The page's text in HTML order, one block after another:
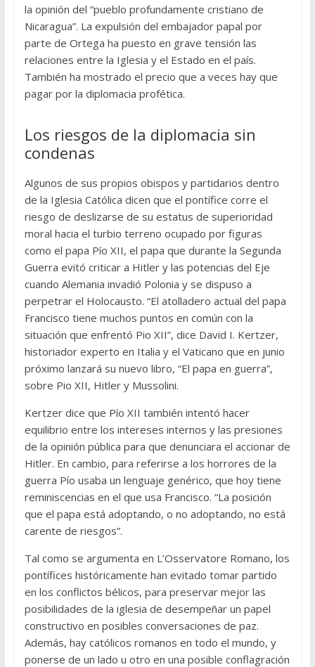
la opinión del “pueblo profundamente cristiano de
Nicaragua”. La expulsión del embajador papal por
parte de Ortega ha puesto en grave tensión las
relaciones entre la Iglesia y el Estado en el país.
También ha mostrado el precio que a veces hay que
pagar por la diplomacia profética.
Los riesgos de la diplomacia sin
condenas
Algunos de sus propios obispos y partidarios dentro
de la Iglesia Católica dicen que el pontífice corre el
riesgo de deslizarse de su estatus de superioridad
moral hacia el turbio terreno ocupado por figuras
como el papa Pío XII, el papa que durante la Segunda
Guerra evitó criticar a Hitler y las potencias del Eje
cuando Alemania invadió Polonia y se dispuso a
perpetrar el Holocausto. “El atolladero actual del papa
Francisco tiene muchos puntos en común con la
situación que enfrentó Pio XII”, dice David I. Kertzer,
historiador experto en Italia y el Vaticano que en junio
próximo lanzará su nuevo libro, “El papa en guerra”,
sobre Pio XII, Hitler y Mussolini.
Kertzer dice que Pío XII también intentó hacer
equilibrio entre los intereses internos y las presiones
de la opinión pública para que denunciara el accionar de
Hitler. En cambio, para referirse a los horrores de la
guerra Pío usaba un lenguaje genérico, que hoy tiene
reminiscencias en el que usa Francisco. “La posición
que el papa está adoptando, o no adoptando, no está
carente de riesgos”.
Tal como se argumenta en L’Osservatore Romano, los
pontífices históricamente han evitado tomar partido
en los conflictos bélicos, para preservar mejor las
posibilidades de la iglesia de desempeñar un papel
constructivo en posibles conversaciones de paz.
Además, hay católicos romanos en todo el mundo, y
ponerse de un lado u otro en una posible conflagración